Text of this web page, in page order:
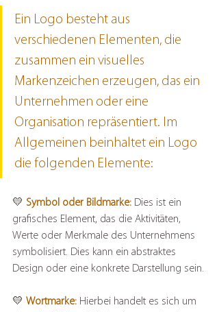
Ein Logo besteht aus
verschiedenen Elementen, die
zusammen ein visuelles
Markenzeichen erzeugen, das ein
Unternehmen oder eine
Organisation repräsentiert. Im
Allgemeinen beinhaltet ein Logo
die folgenden Elemente:
💛 Symbol oder Bildmarke: Dies ist ein
grafisches Element, das die Aktivitäten,
Werte oder Merkmale des Unternehmens
symbolisiert. Dies kann ein abstraktes
Design oder eine konkrete Darstellung sein.
💛 Wortmarke: Hierbei handelt es sich um